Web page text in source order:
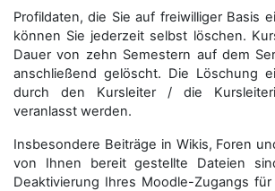
Profildaten, die Sie auf freiwilliger Basis
können Sie jederzeit selbst löschen.
Dauer von zehn Semestern auf dem
anschließend gelöscht. Die Löschung
durch den Kursleiter / die
veranlasst werden.
Insbesondere Beiträge in Wikis, Foren
von Ihnen bereit gestellte Dateien
Deaktivierung Ihres Moodle-Zugangs